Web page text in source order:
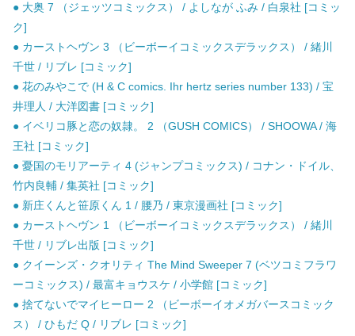
● 大奥 7 （ジェッツコミックス） / よしなが ふみ / 白泉社 [コミッ
ク]
● カーストヘヴン 3 （ビーボーイコミックスデラックス） / 緒川
千世 / リブレ [コミック]
● 花のみやこで (H & C comics. Ihr hertz series number 133) / 宝
井理人 / 大洋図書 [コミック]
● イベリコ豚と恋の奴隷。 2 （GUSH COMICS） / SHOOWA / 海
王社 [コミック]
● 憂国のモリアーティ 4 (ジャンプコミックス) / コナン・ドイル、
竹内良輔 / 集英社 [コミック]
● 新庄くんと笹原くん 1 / 腰乃 / 東京漫画社 [コミック]
● カーストヘヴン 1 （ビーボーイコミックスデラックス） / 緒川
千世 / リブレ出版 [コミック]
● クイーンズ・クオリティ The Mind Sweeper 7 (ベツコミフラワ
ーコミックス) / 最富キョウスケ / 小学館 [コミック]
● 捨てないでマイヒーロー 2 （ビーボーイオメガバースコミック
ス） / ひもだ Q / リブレ [コミック]